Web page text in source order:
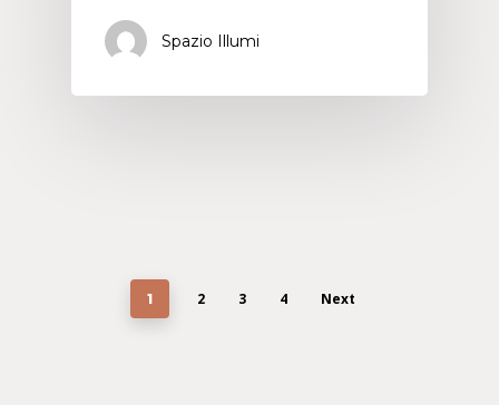
Spazio Illumi
1 2 3 4 Next